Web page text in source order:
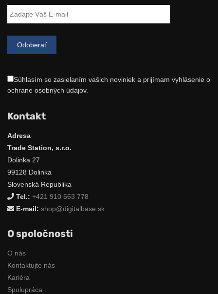
Súhlasím so zasielaním vašich noviniek a prijímam vyhlásenie o
ochrane osobných údajov.
Kontakt
Adresa
Trade Station, s.r.o.
Dolinka 27
99128 Dolinka
Slovenská Republika
Tel.: +421 910 663 778
E-mail: shop@digitalbase.sk
O spoločnosti
O nás
Kontaktujte nás
Kariéra
Spolupráca